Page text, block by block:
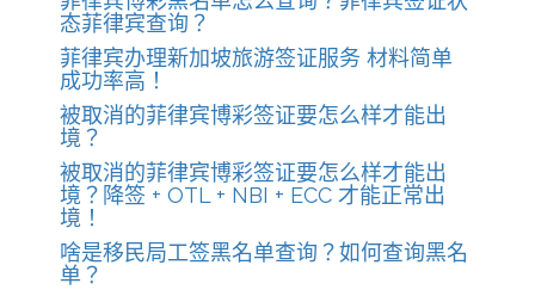
态菲律宾查询？
菲律宾办理新加坡旅游签证服务 材料简单
成功率高！
被取消的菲律宾博彩签证要怎么样才能出
境？
被取消的菲律宾博彩签证要怎么样才能出
境？降签 + OTL + NBI + ECC 才能正常出
境！
啥是移民局工签黑名单查询？如何查询黑名
单？